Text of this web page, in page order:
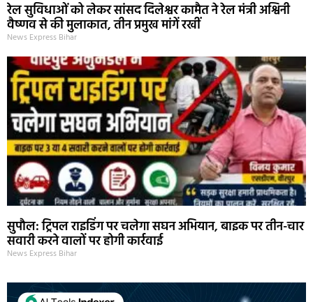
रेल सुविधाओं को लेकर सांसद दिलेश्वर कामैत ने रेल मंत्री अश्विनी
वैष्णव से की मुलाकात, तीन प्रमुख मांगें रखीं
News Express Bihar
सुपौल: ट्रिपल राइडिंग पर चलेगा सघन अभियान, बाइक पर तीन-चार
सवारी करने वालों पर होगी कार्रवाई
News Express Bihar